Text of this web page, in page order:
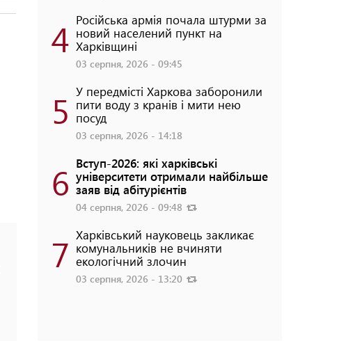
4 Російська армія почала штурми за
новий населений пункт на
Харківщині
03 серпня, 2026 - 09:45
5 У передмісті Харкова заборонили
пити воду з кранів і мити нею
посуд
03 серпня, 2026 - 14:18
6 Вступ-2026: які харківські
університети отримали найбільше
заяв від абітурієнтів
04 серпня, 2026 - 09:48
7 Харківський науковець закликає
комунальників не вчиняти
екологічний злочин
03 серпня, 2026 - 13:20